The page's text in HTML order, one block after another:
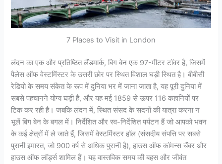
7 Places to Visit in London
लंदन का एक और प्रतिष्ठित लैंडमार्क, बिग बेन एक 97-मीटर टॉवर है, जिसमें
पैलेस ऑफ वेस्टमिंस्टर के उत्तरी छोर पर स्थित विशाल घड़ी स्थित है। बीबीसी
रेडियो के समय संकेत के रूप में दुनिया भर में जाना जाता है, यह पूरी दुनिया में
सबसे पहचानने योग्य घड़ी है, और यह मई 1859 से ऊपर 116 कहानियों पर
टिक कर रही है। जबकि लंदन में, स्थित संसद के सदनों की यात्रा करना न
भूलें बिग बेन के बगल में। निर्देशित और स्व-निर्देशित पर्यटन हैं जो आपको भवन
के कई क्षेत्रों में ले जाते हैं, जिसमें वेस्टमिंस्टर हॉल (संसदीय संपत्ति पर सबसे
पुरानी इमारत, जो 900 वर्ष से अधिक पुरानी है), हाउस ऑफ कॉमन्स चैंबर और
हाउस ऑफ लॉर्ड्स शामिल हैं। यह वास्तविक समय की बहस और जीवंत